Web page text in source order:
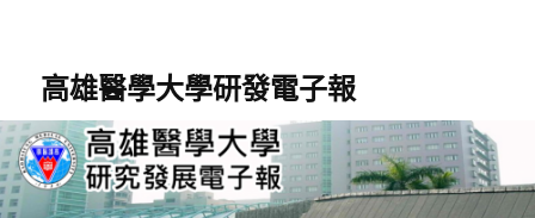
高雄醫學大學研發電子報